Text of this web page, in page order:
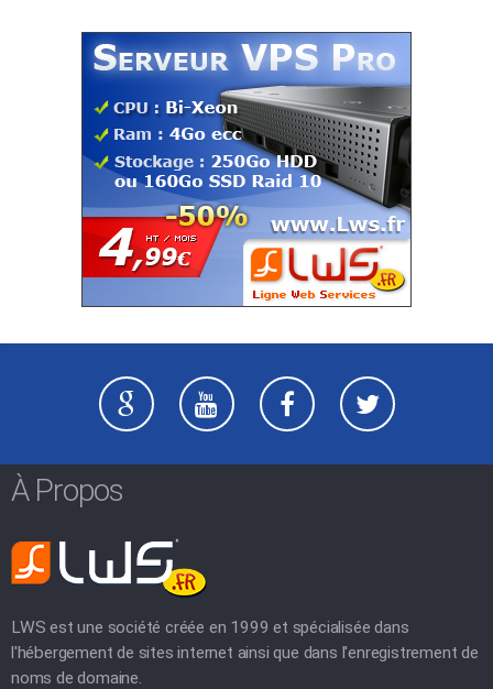
À Propos
LWS est une société créée en 1999 et spécialisée dans
l'hébergement de sites internet ainsi que dans l'enregistrement de
noms de domaine.